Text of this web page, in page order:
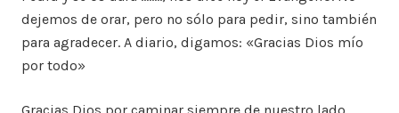
dejemos de orar, pero no sólo para pedir, sino también
para agradecer. A diario, digamos: «Gracias Dios mío
por todo»
Gracias Dios por caminar siempre de nuestro lado